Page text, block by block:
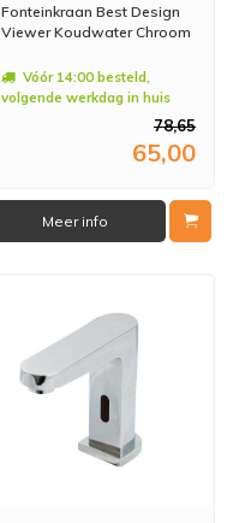
Fonteinkraan Best Design
Viewer Koudwater Chroom
Vóór 14:00 besteld,
volgende werkdag in huis
78,65
65,00
Meer info